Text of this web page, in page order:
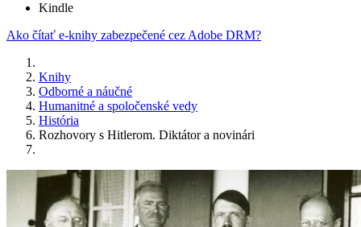
Kindle
Ako čítať e-knihy zabezpečené cez Adobe DRM?
Knihy
Odborné a náučné
Humanitné a spoločenské vedy
História
Rozhovory s Hitlerom. Diktátor a novinári